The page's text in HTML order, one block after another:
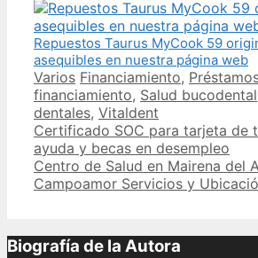
Repuestos Taurus MyCook 59
asequibles en nuestra página web
Categories
Varios Tags
Financiamiento,
financiamiento, Salud bucodental
dentales, Vitaldent
Post
navigation
Certificado SOC para tarjeta de
ayuda y becas en desempleo
Centro de Salud en Mairena del
Campoamor Servicios y
Biografía de la Autora